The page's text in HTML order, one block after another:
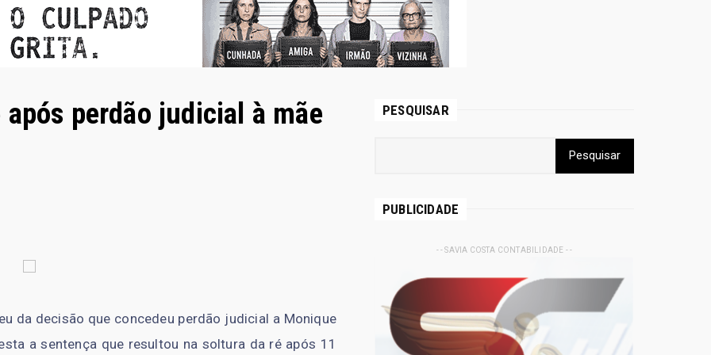
perdão judicial à mãe
da decisão que concedeu perdão judicial a Monique
a sentença que resultou na soltura da ré após 11
PESQUISAR
PUBLICIDADE
- - SAVIA COSTA CONTABILIDADE - -